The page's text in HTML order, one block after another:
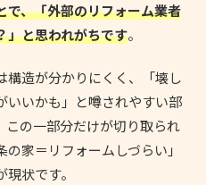
で、「外部のリフォーム業者
」と思われがちです。
構造が分かりにくく、「壊し
いいかも」と噂されやすい部
の一部分だけが切り取られ
家＝リフォームしづらい」
状です。